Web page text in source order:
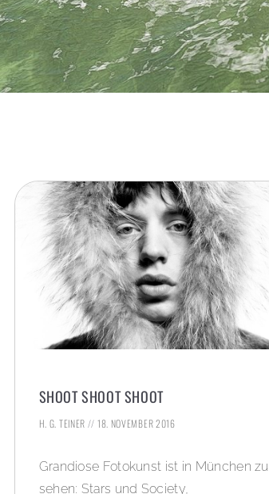
SHOOT SHOOT SHOOT
H. G. TEINER 18. NOVEMBER 2016
Grandiose Fotokunst ist in München zu
sehen: Stars und Society,